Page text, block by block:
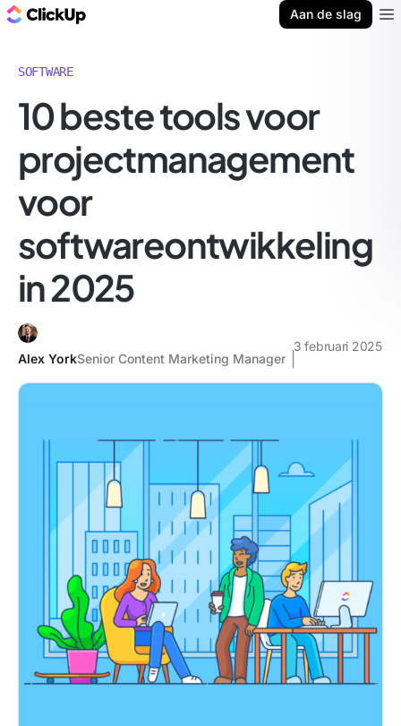
Aan de slag
SOFTWARE
10 beste tools voor
projectmanagement
voor
softwareontwikkeling
in 2025
Alex YorkSenior Content Marketing Manager
3 februari 2025